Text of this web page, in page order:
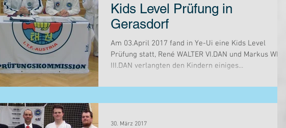
Kids Level Prüfung in
Gerasdorf
Am 03.April 2017 fand in Ye-Ui eine Kids Level
Prüfung statt, René WALTER VI.DAN und Markus WITT
III.DAN verlangten den Kindern einiges...
30. März 2017